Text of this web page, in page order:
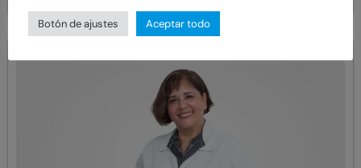
Botón de ajustes Aceptar todo